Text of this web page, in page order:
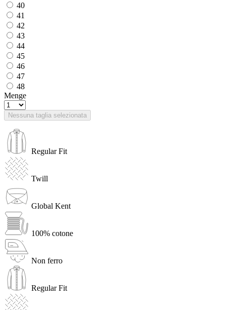
40
41
42
43
44
45
46
47
48
Menge
Nessuna taglia selezionata
Regular Fit
Twill
Global Kent
100% cotone
Non ferro
Regular Fit